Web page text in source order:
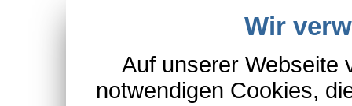
Wir
Auf unserer Webseite
notwendigen Cookies,